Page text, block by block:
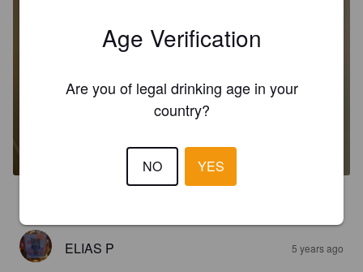
ELIAS P 5 years ago
Age Verification
Are you of legal drinking age in your
country?
NO YES